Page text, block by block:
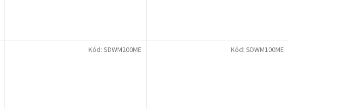
Kód: SDWM200ME Kód: SDWM100ME